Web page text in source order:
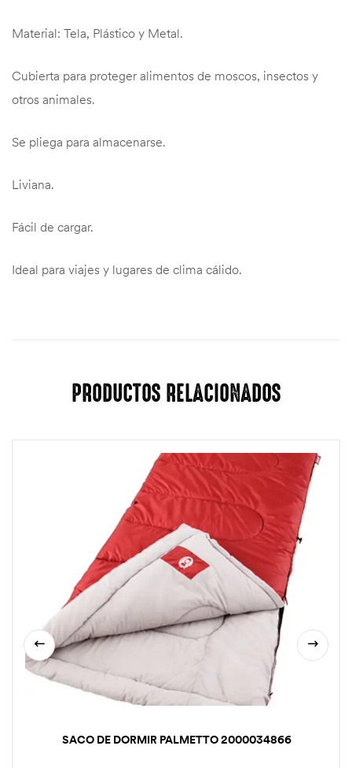
Material: Tela, Plástico y Metal.
Cubierta para proteger alimentos de moscos, insectos y
otros animales.
Se pliega para almacenarse.
Liviana.
Fácil de cargar.
Ideal para viajes y lugares de clima cálido.
PRODUCTOS RELACIONADOS
SACO DE DORMIR PALMETTO 2000034866